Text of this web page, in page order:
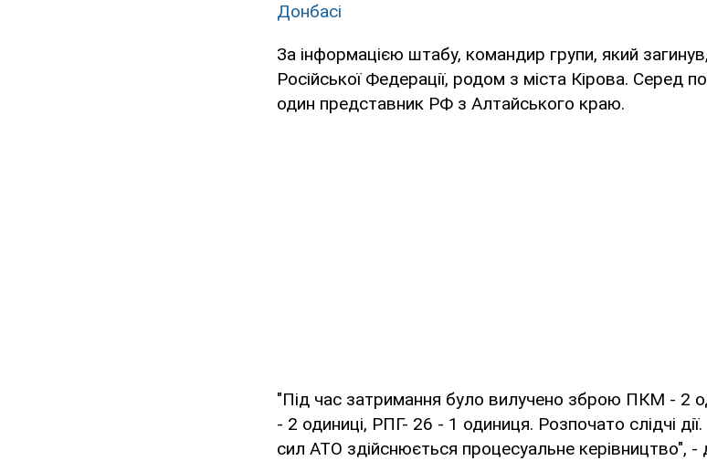
Донбасі
За інформацією штабу, командир групи, який
Російської Федерації, родом з міста Кірова. Серед
один представник РФ з Алтайського краю.
"Під час затримання було вилучено зброю ПКМ - 2
- 2 одиниці, РПГ- 26 - 1 одиниця. Розпочато слідчі
сил АТО здійснюється процесуальне керівництво", -